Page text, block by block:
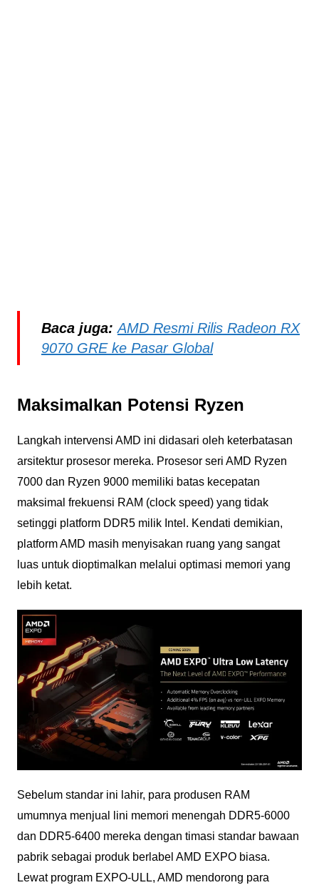
Baca juga:AMD Resmi Rilis Radeon RX
9070 GRE ke Pasar Global
Maksimalkan Potensi Ryzen
Langkah intervensi AMD ini didasari oleh keterbatasan
arsitektur prosesor mereka. Prosesor seri AMD Ryzen
7000 dan Ryzen 9000 memiliki batas kecepatan
maksimal frekuensi RAM (clock speed) yang tidak
setinggi platform DDR5 milik Intel. Kendati demikian,
platform AMD masih menyisakan ruang yang sangat
luas untuk dioptimalkan melalui optimasi memori yang
lebih ketat.
Sebelum standar ini lahir, para produsen RAM
umumnya menjual lini memori menengah DDR5-6000
dan DDR5-6400 mereka dengan timasi standar bawaan
pabrik sebagai produk berlabel AMD EXPO biasa.
Lewat program EXPO-ULL, AMD mendorong para